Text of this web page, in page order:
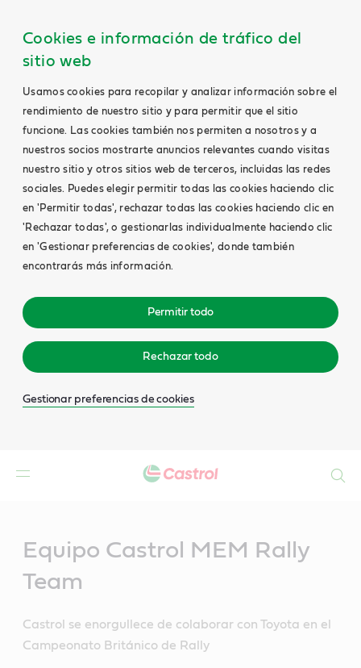
Cookies e información de tráfico del
sitio web
Usamos cookies para recopilar y analizar información sobre el
rendimiento de nuestro sitio y para permitir que el sitio
funcione. Las cookies también nos permiten a nosotros y a
nuestros socios mostrarte anuncios relevantes cuando visitas
nuestro sitio y otros sitios web de terceros, incluidas las redes
sociales. Puedes elegir permitir todas las cookies haciendo clic
en 'Permitir todas', rechazar todas las cookies haciendo clic en
'Rechazar todas', o gestionarlas individualmente haciendo clic
en 'Gestionar preferencias de cookies', donde también
encontrarás más información.
Permitir todo
Rechazar todo
Gestionar preferencias de cookies
Equipo Castrol MEM Rally
Team
Castrol se enorgullece de colaborar con Toyota en el
Campeonato Británico de Rally